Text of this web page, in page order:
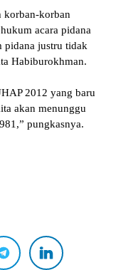
korban-korban
acara pidana
pidana justru tidak
Habiburokhman.
2012 yang baru
akan menunggu
pungkasnya.